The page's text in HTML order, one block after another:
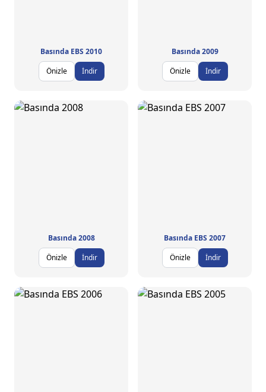
Basında EBS 2010
Önizle
İndir
Basında 2009
Önizle
İndir
Basında 2008
Önizle
İndir
Basında EBS 2007
Önizle
İndir